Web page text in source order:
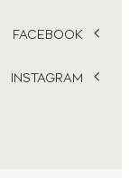
FACEBOOK
INSTAGRAM